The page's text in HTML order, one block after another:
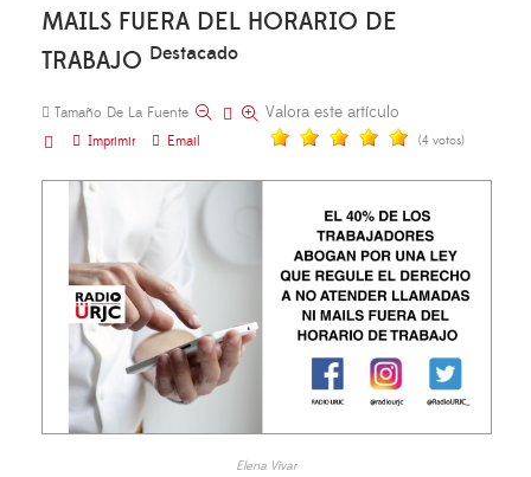
MAILS FUERA DEL HORARIO DE
TRABAJO Destacado
Tamaño De La Fuente
Imprimir
Email
Valora este artículo
(4 votos)
Elena Vivar